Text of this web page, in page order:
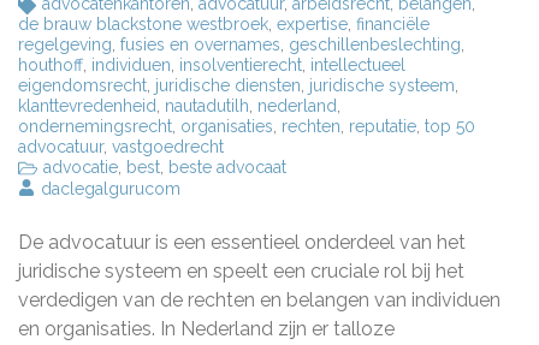
de brauw blackstone westbroek expertise financiële
regelgeving fusies en overnames geschillenbeslechting
houthoff individuen insolventierecht intellectueel
eigendomsrecht juridische diensten juridische systeem
klanttevredenheid
nautadutilh nederland
ondernemingsrecht organisaties rechten reputatie top 50
advocatuur, vastgoedrecht
advocatie best beste advocaat
daclegalgurucom
De advocatuur is een essentieel onderdeel van het
juridische systeem en speelt een cruciale rol bij het
verdedigen van de rechten en belangen van individuen
en organisaties. In Nederland zijn er talloze